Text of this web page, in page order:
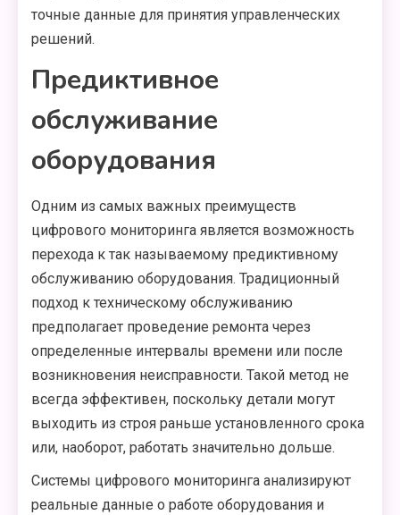
точные данные для принятия управленческих
решений.
Предиктивное
обслуживание
оборудования
Одним из самых важных преимуществ
цифрового мониторинга является возможность
перехода к так называемому предиктивному
обслуживанию оборудования. Традиционный
подход к техническому обслуживанию
предполагает проведение ремонта через
определенные интервалы времени или после
возникновения неисправности. Такой метод не
всегда эффективен, поскольку детали могут
выходить из строя раньше установленного срока
или, наоборот, работать значительно дольше.
Системы цифрового мониторинга анализируют
реальные данные о работе оборудования и